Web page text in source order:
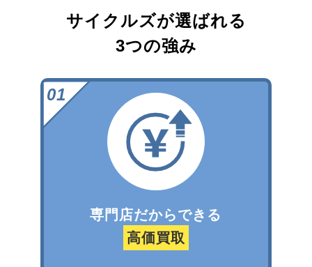
サイクルズが選ばれる
3つの強み
専門店だからできる
高価買取